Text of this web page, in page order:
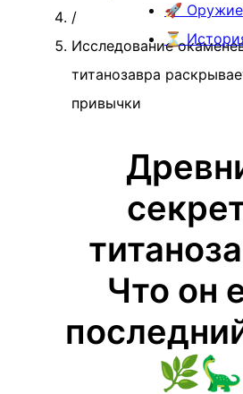
🚀 Оружие
⏳
/
Исследование
титанозавра
привычки
Что он
🌿🦕